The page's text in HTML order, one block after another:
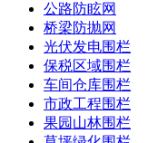
公路防眩网
桥梁防抛网
光伏发电围栏
保税区域围栏
车间仓库围栏
市政工程围栏
果园山林围栏